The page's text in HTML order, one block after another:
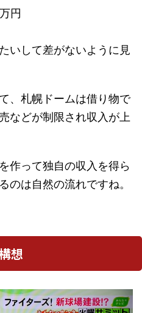
円
いして差がないように見
、札幌ドームは借り物で
などが制限され収入が上
作って独自の収入を得ら
のは自然の流れですね。
想